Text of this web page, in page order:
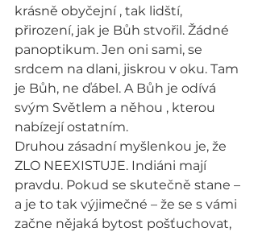
krásně obyčejní , tak lidští,
přirození, jak je Bůh stvořil. Žádné
panoptikum. Jen oni sami, se
srdcem na dlani, jiskrou v oku. Tam
je Bůh, ne ďábel. A Bůh je odívá
svým Světlem a něhou , kterou
nabízejí ostatním.
Druhou zásadní myšlenkou je, že
ZLO NEEXISTUJE. Indiáni mají
pravdu. Pokud se skutečně stane –
a je to tak výjimečné – že se s vámi
začne nějaká bytost pošťuchovat,